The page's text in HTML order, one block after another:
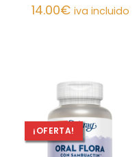
14.00€ iva incluido
¡OFERTA!